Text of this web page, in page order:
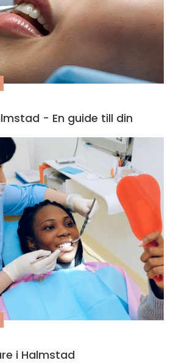
- En guide till din
i Halmstad